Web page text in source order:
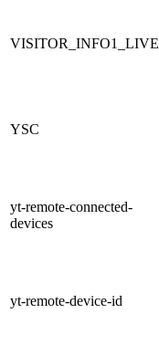
VISITOR_INFO1_LIVE
YSC
yt-remote-connected-
devices
yt-remote-device-id